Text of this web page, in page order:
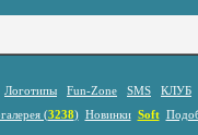
Логотипы Fun-Zone SMS КЛУБ
(3238) Новинки Soft